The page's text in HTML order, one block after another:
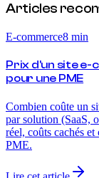
Articles
E-commerce8 min
Prix d'un site e-
pour une PME
Combien coûte un
par solution (SaaS,
réel, coûts cachés
PME.